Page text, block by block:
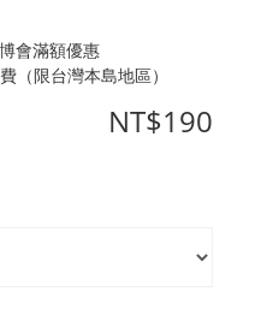
會滿額優惠
（限台灣本島地區）
NT$190